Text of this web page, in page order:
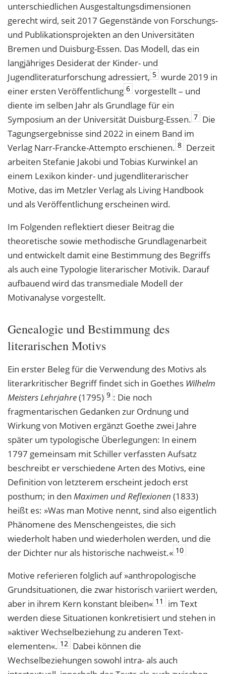
unterschiedlichen Ausgestaltungsdimensionen
gerecht wird, seit 2017 Gegenstände von Forschungs-
und Publikationsprojekten an den Universitäten
Bremen und Duisburg-Essen. Das Modell, das ein
langjähriges Desiderat der Kinder- und
Jugendliteraturforschung adressiert, 5 wurde 2019 in
einer ersten Veröffentlichung 6 vorgestellt – und
diente im selben Jahr als Grundlage für ein
Symposium an der Universität Duisburg-Essen. 7 Die
Tagungsergebnisse sind 2022 in einem Band im
Verlag Narr-Francke-Attempto erschienen. 8 Derzeit
arbeiten Stefanie Jakobi und Tobias Kurwinkel an
einem Lexikon kinder- und jugendliterarischer
Motive, das im Metzler Verlag als Living Handbook
und als Veröffentlichung erscheinen wird.
Im Folgenden reflektiert dieser Beitrag die
theoretische sowie methodische Grundlagenarbeit
und entwickelt damit eine Bestimmung des Begriffs
als auch eine Typologie literarischer Motivik. Darauf
aufbauend wird das transmediale Modell der
Motivanalyse vorgestellt.
Genealogie und Bestimmung des
literarischen Motivs
Ein erster Beleg für die Verwendung des Motivs als
literarkritischer Begriff findet sich in Goethes Wilhelm
Meisters Lehrjahre(1795) 9 : Die noch
fragmentarischen Gedanken zur Ordnung und
Wirkung von Motiven ergänzt Goethe zwei Jahre
später um typologische Überlegungen: In einem
1797 gemeinsam mit Schiller verfassten Aufsatz
beschreibt er verschiedene Arten des Motivs, eine
Definition von letzterem erscheint jedoch erst
posthum; in den Maximen und Reflexionen (1833)
heißt es: »Was man Motive nennt, sind also eigentlich
Phänomene des Menschengeistes, die sich
wiederholt haben und wiederholen werden, und die
der Dichter nur als historische nachweist.« 10
Motive referieren folglich auf »anthropologische
Grundsituationen, die zwar histo­risch variiert werden,
aber in ihrem Kern konstant bleiben« 11
im Text
werden diese Situationen konkretisiert und stehen in
»aktiver Wechselbeziehung zu anderen Text­
elementen«. 12 Dabei können die
Wechselbeziehungen sowohl intra- als auch